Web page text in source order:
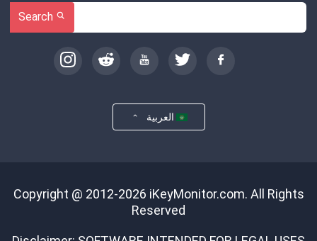
العربية
Copyright @ 2012-2026 iKeyMonitor.com. All Rights
Reserved